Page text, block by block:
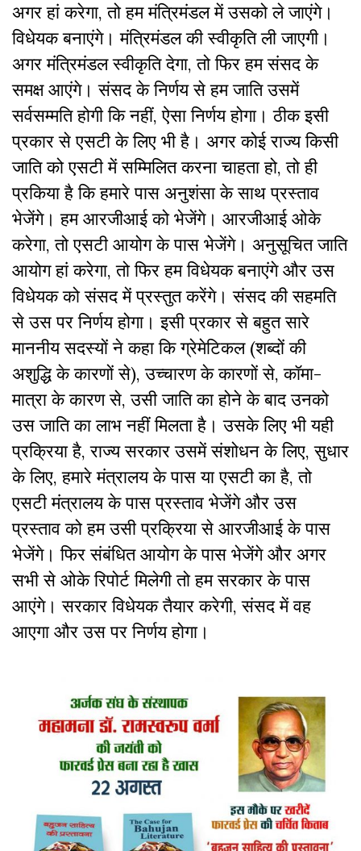
अगर हां करेगा, तो हम मंत्रिमंडल में उसको ले जाएंगे।
विधेयक बनाएंगे। मंत्रिमंडल की स्वीकृति ली जाएगी।
अगर मंत्रिमंडल स्वीकृति देगा, तो फिर हम संसद के
समक्ष आएंगे। संसद के निर्णय से हम जाति उसमें
सर्वसम्मति होगी कि नहीं, ऐसा निर्णय होगा। ठीक इसी
प्रकार से एसटी के लिए भी है। अगर कोई राज्य किसी
जाति को एसटी में सम्मिलित करना चाहता हो, तो ही
प्रकिया है कि हमारे पास अनुशंसा के साथ प्रस्ताव
भेजेंगे। हम आरजीआई को भेजेंगे। आरजीआई ओके
करेगा, तो एसटी आयोग के पास भेजेंगे। अनुसूचित जाति
आयोग हां करेगा, तो फिर हम विधेयक बनाएंगे और उस
विधेयक को संसद में प्रस्तुत करेंगे। संसद की सहमति
से उस पर निर्णय होगा। इसी प्रकार से बहुत सारे
माननीय सदस्यों ने कहा कि ग्रेमेटिकल (शब्दों की
अशुद्धि के कारणों से), उच्चारण के कारणों से, कॉमा-
मात्रा के कारण से, उसी जाति का होने के बाद उनको
उस जाति का लाभ नहीं मिलता है। उसके लिए भी यही
प्रक्रिया है, राज्य सरकार उसमें संशोधन के लिए, सुधार
के लिए, हमारे मंत्रालय के पास या एसटी का है, तो
एसटी मंत्रालय के पास प्रस्ताव भेजेंगे और उस
प्रस्ताव को हम उसी प्रक्रिया से आरजीआई के पास
भेजेंगे। फिर संबंधित आयोग के पास भेजेंगे और अगर
सभी से ओके रिपोर्ट मिलेगी तो हम सरकार के पास
आएंगे। सरकार विधेयक तैयार करेगी, संसद में वह
आएगा और उस पर निर्णय होगा।